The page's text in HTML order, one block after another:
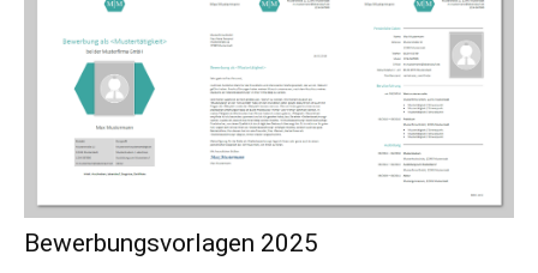
Bewerbungsvorlagen 2025